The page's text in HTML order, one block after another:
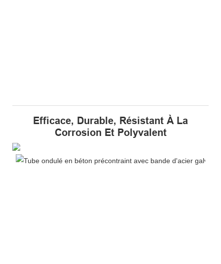
Efficace, Durable, Résistant À La
Corrosion Et Polyvalent